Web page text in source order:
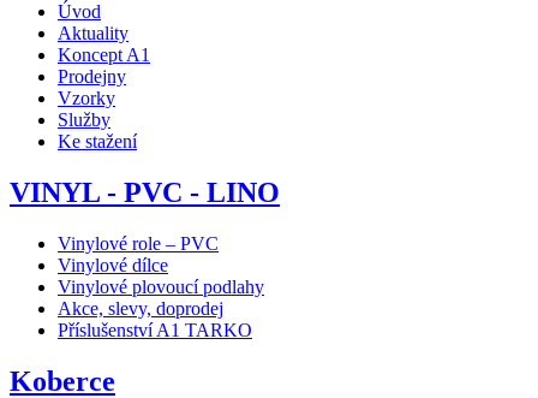
Úvod
Aktuality
Koncept A1
Prodejny
Vzorky
Služby
Ke stažení
VINYL - PVC - LINO
Vinylové role – PVC
Vinylové dílce
Vinylové plovoucí podlahy
Akce, slevy, doprodej
Příslušenství A1 TARKO
Koberce